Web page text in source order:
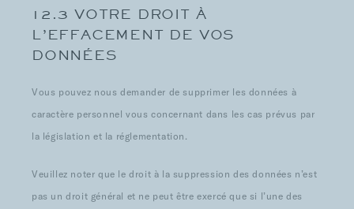
12.3 VOTRE DROIT À
L’EFFACEMENT DE VOS
DONNÉES
Vous pouvez nous demander de supprimer les données à
caractère personnel vous concernant dans les cas prévus par
la législation et la réglementation.
Veuillez noter que le droit à la suppression des données n’est
pas un droit général et ne peut être exercé que si l’une des